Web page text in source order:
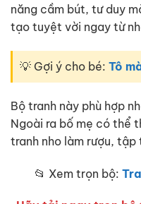
năng cầm bút, tư duy
tạo tuyệt vời ngay từ
💡 Gợi ý cho bé: Tô
Bộ tranh này phù hợp
Ngoài ra bố mẹ có thể
tranh nho làm rượu, tập
📂 Xem trọn bộ: